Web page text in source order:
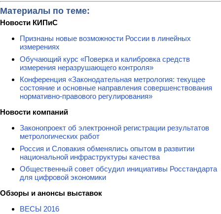
Материалы по теме:
Новости КИПиС
Признаны новые возможности России в линейных
измерениях
Обучающий курс «Поверка и калибровка средств
измерения неразрушающего контроля»
Конференция «Законодательная метрология: текущее
состояние и основные направления совершенствования
нормативно-правового регулирования»
Новости компаний
Законопроект об электронной регистрации результатов
метрологических работ
Россия и Словакия обменялись опытом в развитии
национальной инфраструктуры качества
Общественный совет обсудил инициативы Росстандарта
для цифровой экономики
Обзоры и анонсы выставок
ВЕСЫ 2016